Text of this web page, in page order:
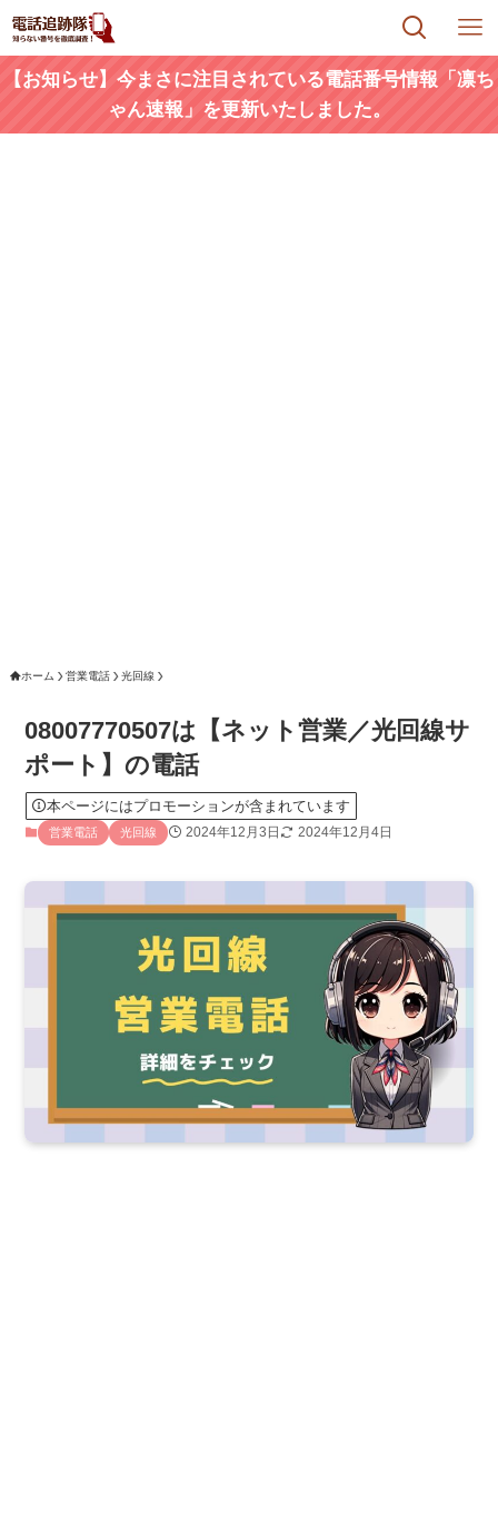
【お知らせ】今まさに注目されている電話番号情報「凛ち
ゃん速報」を更新いたしました。
ホーム 営業電話 光回線
08007770507は【ネット営業／光回線サ
ポート】の電話
本ページにはプロモーションが含まれています
営業電話 光回線 2024年12月3日 2024年12月4日